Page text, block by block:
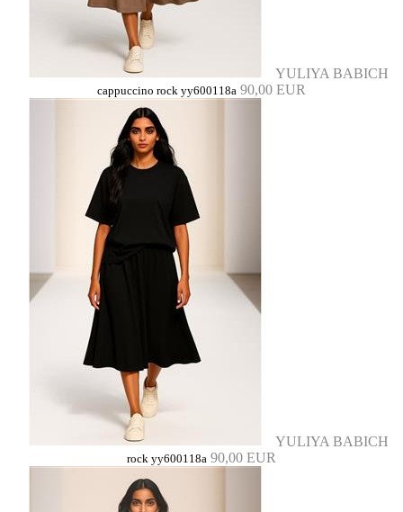
YULIYA BABICH
cappuccino rock yy600118a 90,00 EUR
YULIYA BABICH
rock yy600118a 90,00 EUR